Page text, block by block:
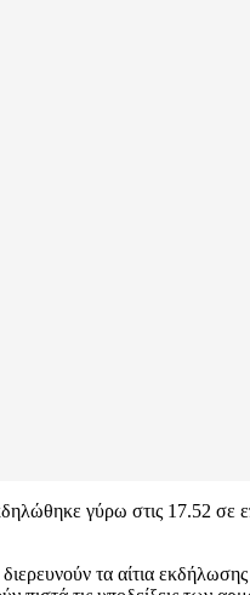
γύρω στις 17.52 σε
τα αίτια